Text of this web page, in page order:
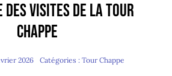
des visites de la tour
Chappe
2026 Catégories : Tour Chappe